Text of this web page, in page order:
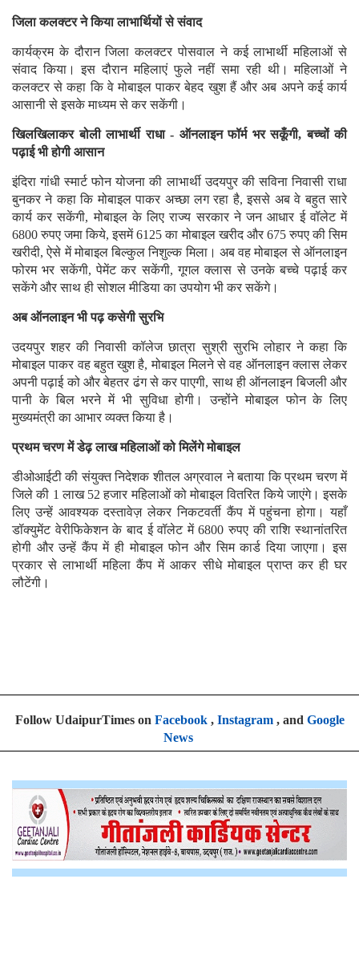
जिला कलक्टर ने किया लाभार्थियों से संवाद
कार्यक्रम के दौरान जिला कलक्टर पोसवाल ने कई लाभार्थी महिलाओं से
संवाद किया। इस दौरान महिलाएं फुले नहीं समा रही थी। महिलाओं ने
कलक्टर से कहा कि वे मोबाइल पाकर बेहद खुश हैं और अब अपने कई कार्य
आसानी से इसके माध्यम से कर सकेंगी।
खिलखिलाकर बोली लाभार्थी राधा - ऑनलाइन फॉर्म भर सकूँगी, बच्चों की
पढ़ाई भी होगी आसान
इंदिरा गांधी स्मार्ट फोन योजना की लाभार्थी उदयपुर की सविना निवासी राधा
बुनकर ने कहा कि मोबाइल पाकर अच्छा लग रहा है, इससे अब वे बहुत सारे
कार्य कर सकेंगी, मोबाइल के लिए राज्य सरकार ने जन आधार ई वॉलेट में
6800 रुपए जमा किये, इसमें 6125 का मोबाइल खरीद और 675 रुपए की सिम
खरीदी, ऐसे में मोबाइल बिल्कुल निशुल्क मिला। अब वह मोबाइल से ऑनलाइन
फोरम भर सकेंगी, पेमेंट कर सकेंगी, गूगल क्लास से उनके बच्चे पढ़ाई कर
सकेंगे और साथ ही सोशल मीडिया का उपयोग भी कर सकेंगे।
अब ऑनलाइन भी पढ़ कसेगी सुरभि
उदयपुर शहर की निवासी कॉलेज छात्रा सुश्री सुरभि लोहार ने कहा कि
मोबाइल पाकर वह बहुत खुश है, मोबाइल मिलने से वह ऑनलाइन क्लास लेकर
अपनी पढ़ाई को और बेहतर ढंग से कर पाएगी, साथ ही ऑनलाइन बिजली और
पानी के बिल भरने में भी सुविधा होगी। उन्होंने मोबाइल फोन के लिए
मुख्यमंत्री का आभार व्यक्त किया है।
प्रथम चरण में डेढ़ लाख महिलाओं को मिलेंगे मोबाइल
डीओआईटी की संयुक्त निदेशक शीतल अग्रवाल ने बताया कि प्रथम चरण में
जिले की 1 लाख 52 हजार महिलाओं को मोबाइल वितरित किये जाएंगे। इसके
लिए उन्हें आवश्यक दस्तावेज़ लेकर निकटवर्ती कैंप में पहुंचना होगा। यहाँ
डॉक्युमेंट वेरीफिकेशन के बाद ई वॉलेट में 6800 रुपए की राशि स्थानांतरित
होगी और उन्हें कैंप में ही मोबाइल फोन और सिम कार्ड दिया जाएगा। इस
प्रकार से लाभार्थी महिला कैंप में आकर सीधे मोबाइल प्राप्त कर ही घर
लौटेंगी।
Follow UdaipurTimes on Facebook, Instagram, and Google
News